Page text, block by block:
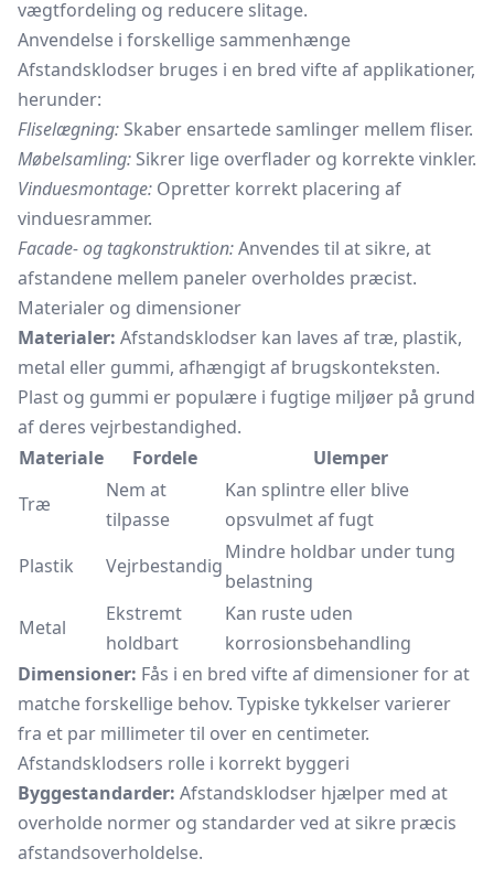
vægtfordeling og reducere slitage.
Anvendelse i forskellige sammenhænge
Afstandsklodser bruges i en bred vifte af applikationer,
herunder:
Fliselægning: Skaber ensartede samlinger mellem fliser.
Møbelsamling: Sikrer lige overflader og korrekte vinkler.
Vinduesmontage: Opretter korrekt placering af
vinduesrammer.
Facade- og tagkonstruktion:Anvendes til at sikre, at
afstandene mellem paneler overholdes præcist.
Materialer og dimensioner
Materialer: Afstandsklodser kan laves af træ, plastik,
metal eller gummi, afhængigt af brugskonteksten.
Plast og gummi er populære i fugtige miljøer på grund
af deres vejrbestandighed.
Materiale
Fordele
Ulemper
Træ
Nem at
tilpasse
Kan splintre eller blive
opsvulmet af fugt
Plastik
Vejrbestandig
Mindre holdbar under tung
belastning
Metal
Ekstremt
holdbart
Kan ruste uden
korrosionsbehandling
Dimensioner: Fås i en bred vifte af dimensioner for at
matche forskellige behov. Typiske tykkelser varierer
fra et par millimeter til over en centimeter.
Afstandsklodsers rolle i korrekt byggeri
Byggestandarder: Afstandsklodser hjælper med at
overholde normer og standarder ved at sikre præcis
afstandsoverholdelse.